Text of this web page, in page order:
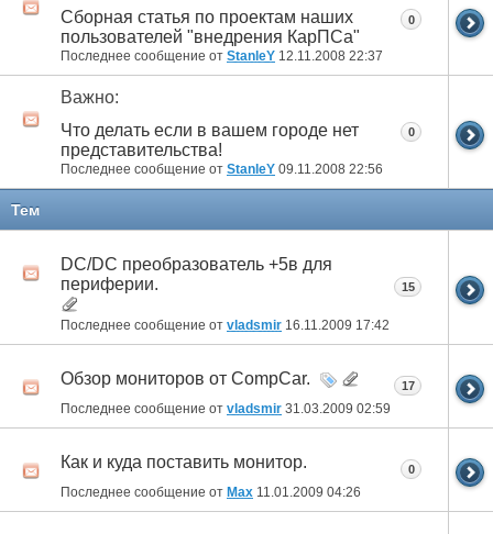
Cборная статья по проектам наших
пользователей "внедрения КарПСа"
Последнее сообщение от StanleY 12.11.2008 22:37
0
Важно:
Что делать если в вашем городе нет
представительства!
Последнее сообщение от StanleY 09.11.2008 22:56
0
Тем
DC/DC преобразователь +5в для
периферии.
Последнее сообщение от vladsmir 16.11.2009 17:42
15
Обзор мониторов от CompCar.
Последнее сообщение от vladsmir 31.03.2009 02:59
17
Как и куда поставить монитор.
Последнее сообщение от Max 11.01.2009 04:26
0